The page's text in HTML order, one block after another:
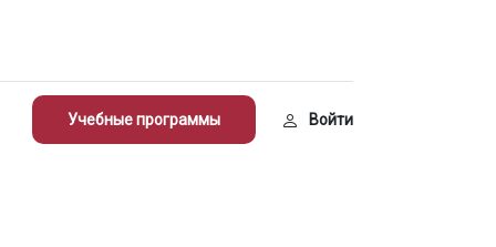
Учебные программы Войти